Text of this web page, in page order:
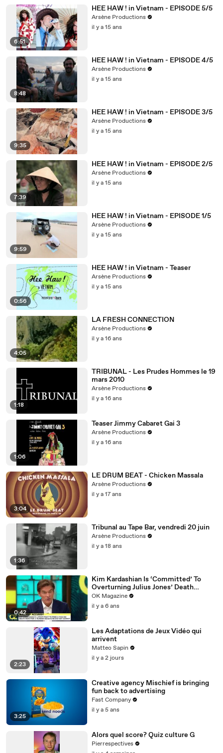
6:51
HEE HAW ! in Vietnam - EPISODE 5/5
Arsène Productions
il y a 15 ans
8:48
HEE HAW ! in Vietnam - EPISODE 4/5
Arsène Productions
il y a 15 ans
9:35
HEE HAW ! in Vietnam - EPISODE 3/5
Arsène Productions
il y a 15 ans
7:39
HEE HAW ! in Vietnam - EPISODE 2/5
Arsène Productions
il y a 15 ans
9:59
HEE HAW ! in Vietnam - EPISODE 1/5
Arsène Productions
il y a 15 ans
0:56
HEE HAW ! in Vietnam - Teaser
Arsène Productions
il y a 15 ans
4:05
LA FRESH CONNECTION
Arsène Productions
il y a 16 ans
1:18
TRIBUNAL - Les Prudes Hommes le 19
mars 2010
Arsène Productions
il y a 16 ans
1:06
Teaser Jimmy Cabaret Gai 3
Arsène Productions
il y a 16 ans
3:04
LE DRUM BEAT - Chicken Massala
Arsène Productions
il y a 17 ans
1:36
Tribunal au Tape Bar, vendredi 20 juin
Arsène Productions
il y a 18 ans
0:42
Kim Kardashian Is ‘Committed’ To
Overturning Julius Jones’ Death
Sentence: Watch
OK Magazine
il y a 6 ans
2:23
Les Adaptations de Jeux Vidéo qui
arrivent
Matteo Sapin
il y a 2 jours
3:25
Creative agency Mischief is bringing
fun back to advertising
Fast Company
il y a 5 ans
Alors quel score? Quiz culture G
Pierrespectives